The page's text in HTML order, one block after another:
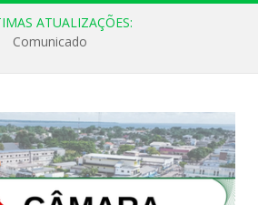
ATUALIZAÇÕES:
Comunicado